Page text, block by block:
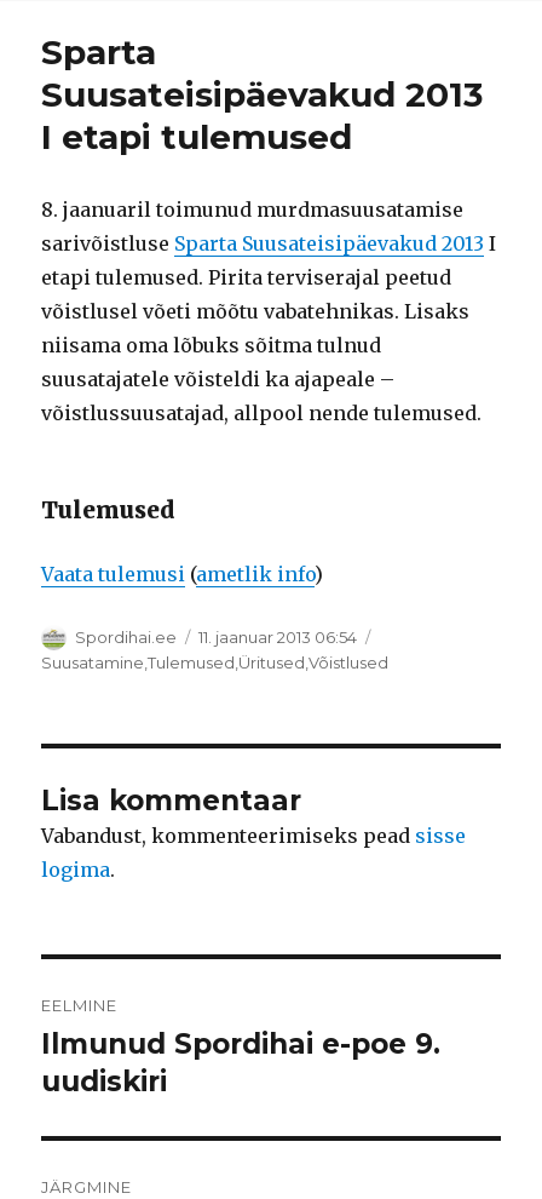
Sparta
Suusateisipäevakud 2013
I etapi tulemused
8. jaanuaril toimunud murdmasuusatamise
sarivõistluse Sparta Suusateisipäevakud 2013 I
etapi tulemused. Pirita terviserajal peetud
võistlusel võeti mõõtu vabatehnikas. Lisaks
niisama oma lõbuks sõitma tulnud
suusatajatele võisteldi ka ajapeale –
võistlussuusatajad, allpool nende tulemused.
Tulemused
Vaata tulemusi (ametlik info)
Autor
Spordihai.ee Postitatud
11. jaanuar 2013 06:54
Rubriigid
Suusatamine,Tulemused,Üritused,Võistlused
Lisa kommentaar
Vabandust, kommenteerimiseks pead sisse
logima.
EELMINE
Eelmine
postitus:
Ilmunud Spordihai e-poe 9.
uudiskiri
JÄRGMINE